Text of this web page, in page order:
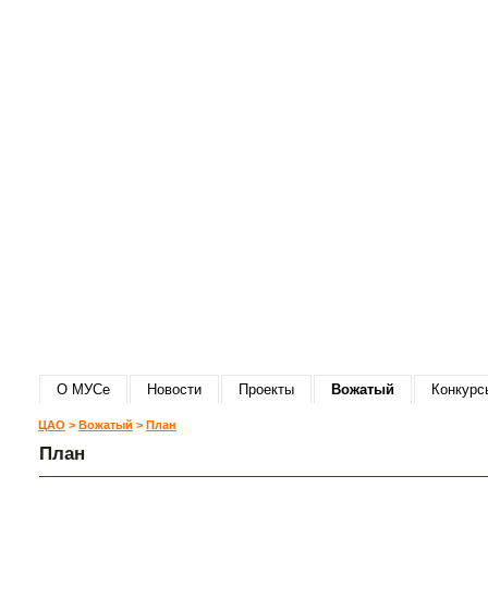
О МУСе Новости Проекты Вожатый
ЦАО > Вожатый > План
План